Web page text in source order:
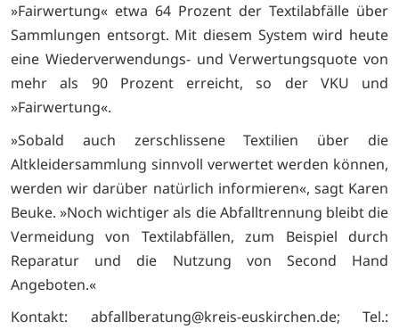
»Fairwertung« etwa 64 Prozent der Textilabfälle über
Sammlungen entsorgt. Mit diesem System wird heute
eine Wiederverwendungs- und Verwertungsquote von
mehr als 90 Prozent erreicht, so der VKU und
»Fairwertung«.
»Sobald auch zerschlissene Textilien über die
Altkleidersammlung sinnvoll verwertet werden können,
werden wir darüber natürlich informieren«, sagt Karen
Beuke. »Noch wichtiger als die Abfalltrennung bleibt die
Vermeidung von Textilabfällen, zum Beispiel durch
Reparatur und die Nutzung von Second Hand
Angeboten.«
Kontakt: abfallberatung@kreis-euskirchen.de; Tel.: